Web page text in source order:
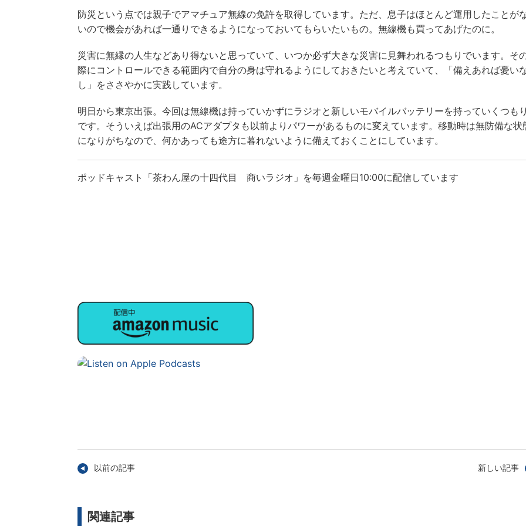
防災という点では親子でアマチュア無線の免許を取得しています。ただ、息子はほとんど運用したことが
いので機会があれば一通りできるようになっておいてもらいたいもの。無線機も買ってあげたのに。
災害に無縁の人生などあり得ないと思っていて、いつか必ず大きな災害に見舞われるつもりでいます。そ
際にコントロールできる範囲内で自分の身は守れるようにしておきたいと考えていて、「備えあれば憂い
し」をささやかに実践しています。
明日から東京出張。今回は無線機は持っていかずにラジオと新しいモバイルバッテリーを持っていくつもり
です。そういえば出張用のACアダプタも以前よりパワーがあるものに変えています。移動時は無防備な状
になりがちなので、何かあっても途方に暮れないように備えておくことにしています。
ポッドキャスト「茶わん屋の十四代目 商いラジオ」を毎週金曜日10:00に配信しています
以前の記事 新しい記事
関連記事